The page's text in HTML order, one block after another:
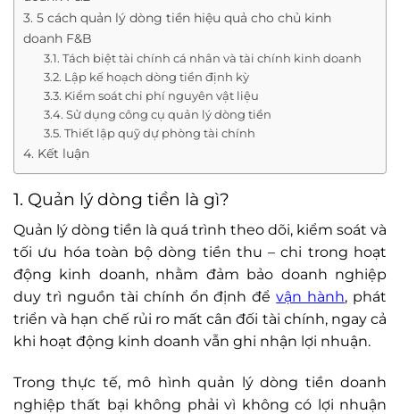
3. 5 cách quản lý dòng tiền hiệu quả cho chủ kinh
doanh F&B
3.1. Tách biệt tài chính cá nhân và tài chính kinh doanh
3.2. Lập kế hoạch dòng tiền định kỳ
3.3. Kiểm soát chi phí nguyên vật liệu
3.4. Sử dụng công cụ quản lý dòng tiền
3.5. Thiết lập quỹ dự phòng tài chính
4. Kết luận
1. Quản lý dòng tiền là gì?
Quản lý dòng tiền là quá trình theo dõi, kiểm soát và
tối ưu hóa toàn bộ dòng tiền thu – chi trong hoạt
động kinh doanh, nhằm đảm bảo doanh nghiệp
duy trì nguồn tài chính ổn định đểvận hành, phát
triển và hạn chế rủi ro mất cân đối tài chính, ngay cả
khi hoạt động kinh doanh vẫn ghi nhận lợi nhuận.
Trong thực tế, mô hình quản lý dòng tiền doanh
nghiệp thất bại không phải vì không có lợi nhuận